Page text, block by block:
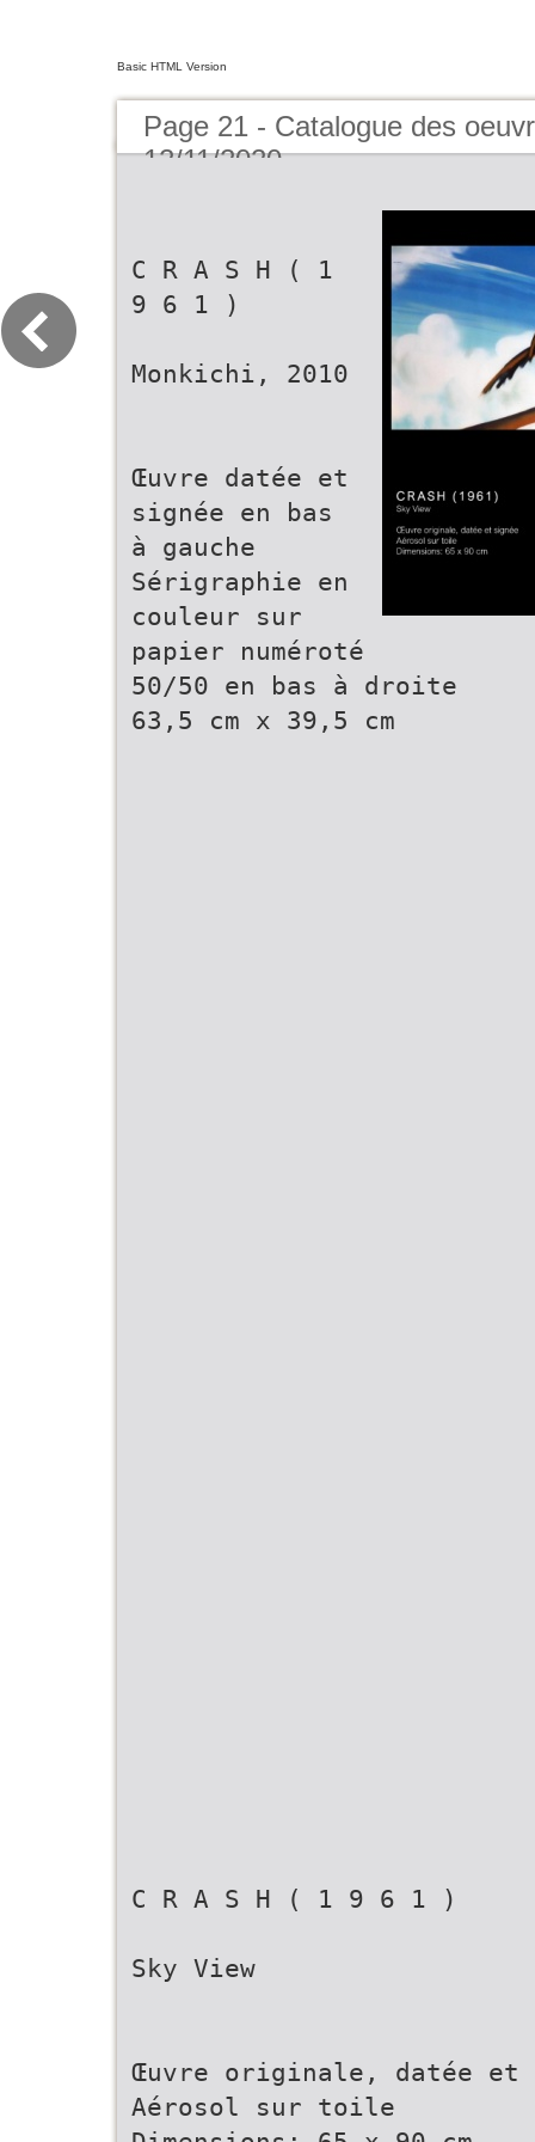
Basic HTML Version
Page 21 - Catalogue des
12/11/2020
C R A S H ( 1
9 6 1 )
Monkichi, 2010
Œuvre datée et
signée en bas
à gauche
Sérigraphie en
couleur sur
papier numéroté
50/50 en bas à droite
63,5 cm x 39,5 cm
C R A S H ( 1 9 6 1 )
Sky View
Œuvre originale, datée et
Aérosol sur toile